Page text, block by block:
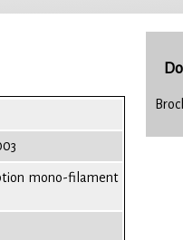
mono-filament